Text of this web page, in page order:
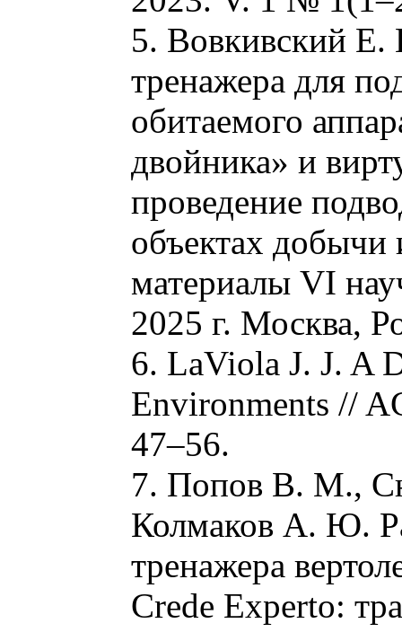
5. Вовкивский Е.
тренажера для
обитаемого
двойника» и
проведение
объектах
материалы VI
2025 г. Москва,
6. LaViola J. J. A
Environments //
47–56.
7. Попов В. М.,
Колмаков А. Ю.
тренажера
Crede Experto: